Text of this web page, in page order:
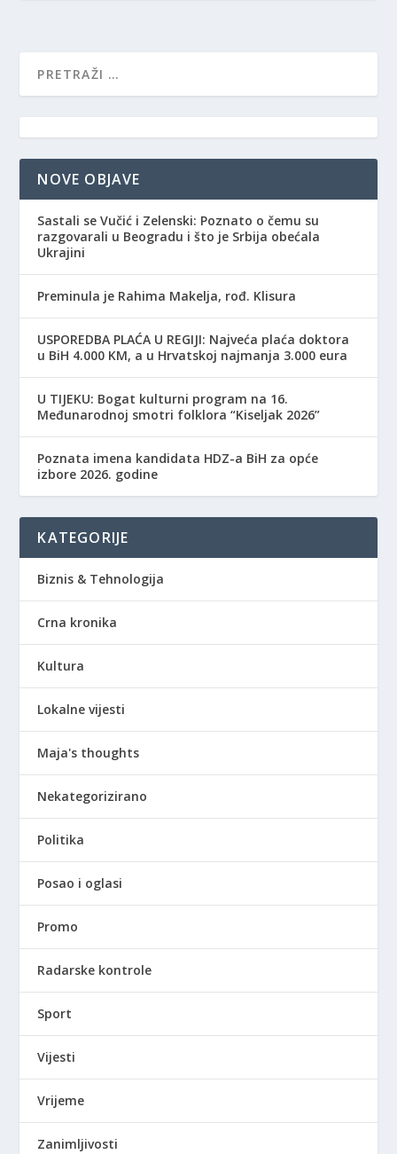
NOVE OBJAVE
Sastali se Vučić i Zelenski: Poznato o čemu su
razgovarali u Beogradu i što je Srbija obećala
Ukrajini
Preminula je Rahima Makelja, rođ. Klisura
USPOREDBA PLAĆA U REGIJI: Najveća plaća doktora
u BiH 4.000 KM, a u Hrvatskoj najmanja 3.000 eura
​U TIJEKU: Bogat kulturni program na 16.
Međunarodnoj smotri folklora “Kiseljak 2026”
Poznata imena kandidata HDZ-a BiH za opće
izbore 2026. godine
KATEGORIJE
Biznis & Tehnologija
Crna kronika
Kultura
Lokalne vijesti
Maja's thoughts
Nekategorizirano
Politika
Posao i oglasi
Promo
Radarske kontrole
Sport
Vijesti
Vrijeme
Zanimljivosti